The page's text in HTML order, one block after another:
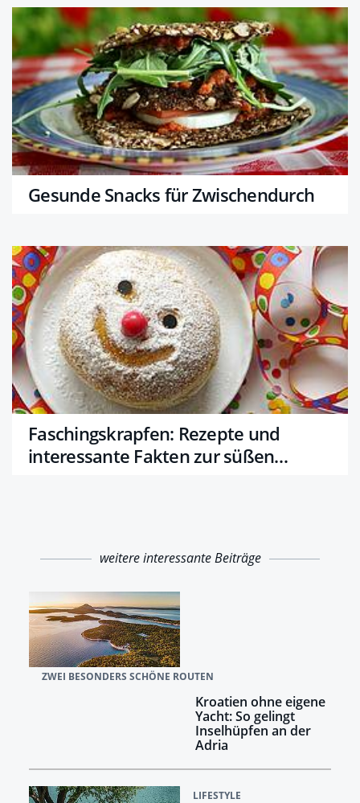
Gesunde Snacks für Zwischendurch
Faschingskrapfen: Rezepte und
interessante Fakten zur süßen
weitere interessante Beiträge
ZWEI BESONDERS SCHÖNE ROUTEN
Kroatien ohne eigene
Yacht: So gelingt
Inselhüpfen an der
Adria
LIFESTYLE